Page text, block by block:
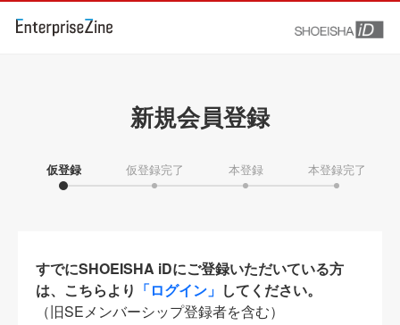
新規会員登録
仮登録 仮登録完了 本登録 本登録完了
すでにSHOEISHA iDにご登録いただいている方
は、こちらより 「ログイン」 してください。
（旧SEメンバーシップ登録者を含む）